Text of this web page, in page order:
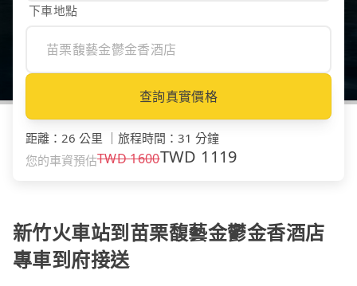
下車地點
查詢真實價格
距離 ： 26 公里 旅程時間 ： 31 分鐘
您的車資預估TWD1600TWD 1119
新竹火車站到苗栗馥藝金鬱金香酒店
專車到府接送